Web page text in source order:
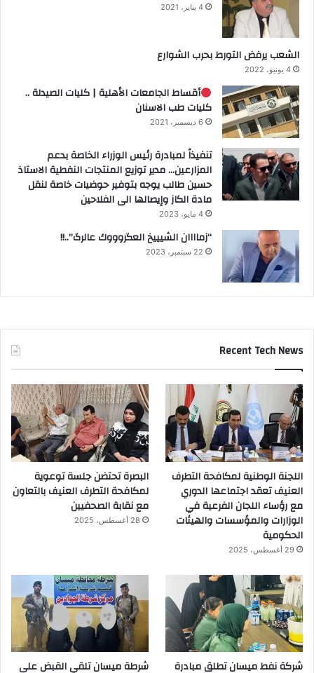
4 يناير، 2021
الشعب يرفض التورط بحرب الشوارع
4 يونيو، 2022
أقساط الجامعات الأهلية | كليات الصيدلة ..
كليات طب الاسنان
6 ديسمبر، 2021
تنفيذاً لمبادرة رئيس الوزراء الخاصة بدعم
المزارعين… مدير توزيع المنتجات النفطية الاستاذ
حسين طالب يوجه بتوفير حوضيات خاصة لنقل
مادة الكاز وإيصالها الى الفلاحين
4 مايو، 2023
“زماااان الشيييخ العگروووك عالرگ”..!!
22 سبتمبر، 2023
Recent Tech News
اللجنة الوطنية لمكافحة التطرف
العنيف تعقد اجتماعها الدوري
مع رؤساء اللجان الفرعية في
الوزارات والمؤسسات والهيئات
الحكومية
29 أغسطس، 2025
البصرة تحتضن جلسة توعوية
لمكافحة التطرف العنيف بالتعاون
مع نقابة الصحفيين
28 أغسطس، 2025
شركة نفط ميسان تطلق مبادرة
شرطة ميسان تلقي القبض على